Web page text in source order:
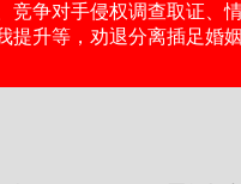
竞争对手侵权调查取证、
提升等，劝退分离插足婚